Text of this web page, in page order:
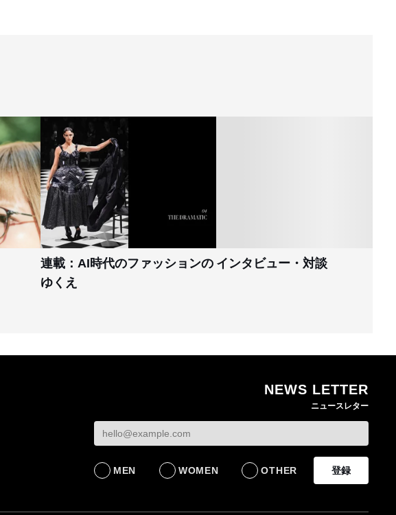
連載：AI時代のファッションの
ゆくえ
インタビュー・対談
NEWS LETTER
ニュースレター
MEN WOMEN OTHER 登録